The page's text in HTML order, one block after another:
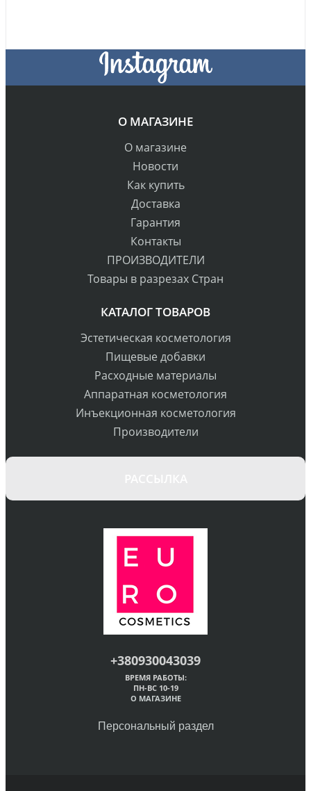
О МАГАЗИНЕ
О магазине
Новости
Как купить
Доставка
Гарантия
Контакты
ПРОИЗВОДИТЕЛИ
Товары в разрезах Стран
КАТАЛОГ ТОВАРОВ
Эстетическая косметология
Пищевые добавки
Расходные материалы
Аппаратная косметология
Инъекционная косметология
Производители
+380930043039
ВРЕМЯ РАБОТЫ:
ПН-ВС 10-19
О МАГАЗИНЕ
Персональный раздел